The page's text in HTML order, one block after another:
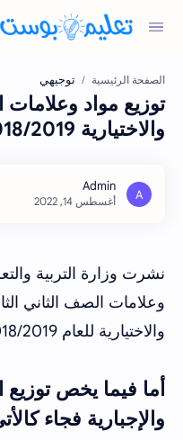
الصفحة الرئيسية توجيهي
توزيع مواد وعلامات
والاختيارية 2018/2019
نشرت وزارة التربية
وعلامات الصف الثاني
والاختيارية للعام 2018/2019 .
أما فيما يخص توزيع
والإجبارية فجاء